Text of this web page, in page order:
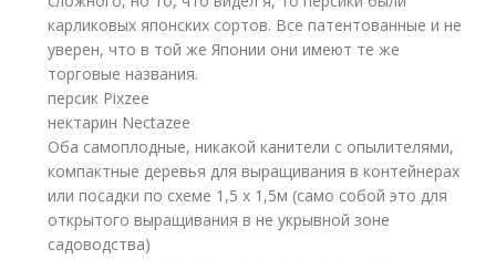
карликовых японских сортов. Все патентованные и не
уверен, что в той же Японии они имеют те же
торговые названия.
персик Pixzee
нектарин Nectazee
Оба самоплодные, никакой канители с опылителями,
компактные деревья для выращивания в контейнерах
или посадки по схеме 1,5 х 1,5м (само собой это для
открытого выращивания в не укрывной зоне
садоводства)